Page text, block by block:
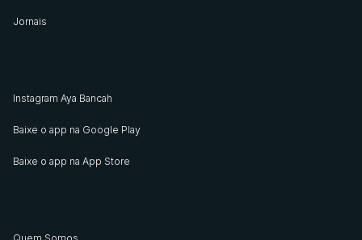
Jornais
Instagram Aya Bancah
Baixe o app na Google Play
Baixe o app na App Store